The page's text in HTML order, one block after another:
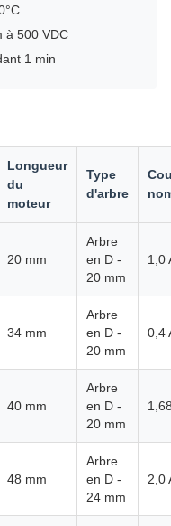
à 500 VDC
1 min
Longueur
du
moteur
Type
d'arbre
20 mm
Arbre
en D -
20 mm
1,0
34 mm
Arbre
en D -
20 mm
0,4
40 mm
Arbre
en D -
20 mm
48 mm
Arbre
en D -
24 mm
2,0